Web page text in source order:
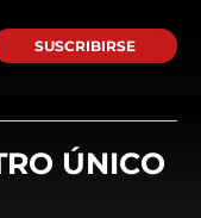
SUSCRIBIRSE
ÚNICO